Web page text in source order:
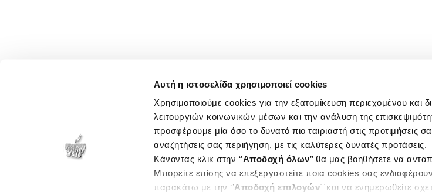
Αυτή η ιστοσελίδα χρησιμοποιεί cookies
Χρησιμοποιούμε cookies για την εξατομίκευση περιεχομένου και
λειτουργιών κοινωνικών μέσων και την ανάλυση της
προσφέρουμε μία όσο το δυνατό πιο ταιριαστή στις προτιμήσεις
αναζητήσεις σας περιήγηση, με τις καλύτερες δυνατές προτάσεις.
Κάνοντας κλικ στην ‘’Αποδοχή όλων’’ θα μας βοηθήσετε να
Μπορείτε επίσης να επεξεργαστείτε ποια cookies σας
παρακάτω με την ‘’Αποδοχή επιλογών΄΄και να ενημερωθείτε